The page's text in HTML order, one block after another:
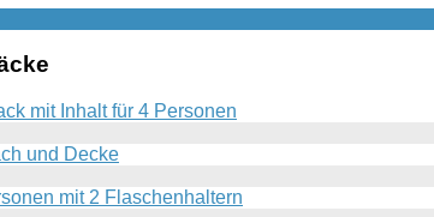
mit Inhalt für 4 Personen
und Decke
mit 2 Flaschenhaltern